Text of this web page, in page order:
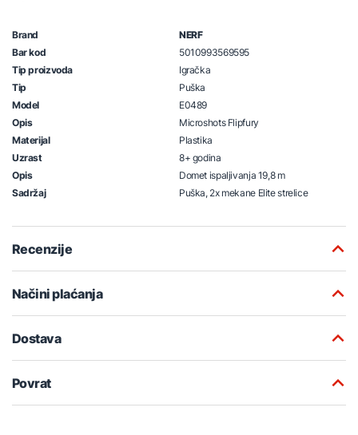
Brand
NERF
Bar kod
5010993569595
Tip proizvoda
Igračka
Tip
Puška
Model
E0489
Opis
Microshots Flipfury
Materijal
Plastika
Uzrast
8+ godina
Opis
Domet ispaljivanja 19,8 m
Sadržaj
Puška, 2x mekane Elite strelice
Recenzije
Načini plaćanja
Dostava
Povrat